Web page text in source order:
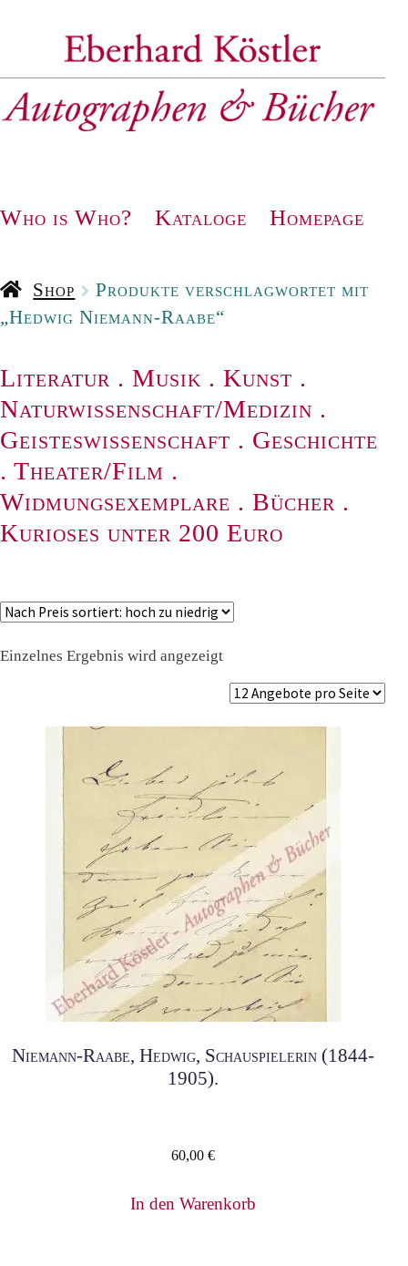
Navigation
Who is Who? Kataloge Homepage
Shop
Produkte verschlagwortet mit
„Hedwig Niemann-Raabe“
Literatur . Musik . Kunst .
Naturwissenschaft/Medizin .
Geisteswissenschaft . Geschichte
. Theater/Film .
Widmungsexemplare . Bücher .
Kurioses unter 200 Euro
Einzelnes Ergebnis wird angezeigt
Niemann-Raabe, Hedwig, Schauspielerin (1844-
1905).
60,00 €
In den Warenkorb